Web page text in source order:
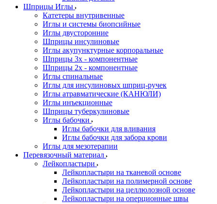
Шприцы Иглы
Катетеры внутривенные
Иглы и системы биопсийные
Иглы двусторонние
Шприцы инсулиновые
Иглы акупунктурные корпоральные
Шприцы 3х - компонентные
Шприцы 2х - компонентные
Иглы спинальные
Иглы для инсулиновых шприц-ручек
Иглы атравматические (КАНЮЛИ)
Иглы инъекционные
Шприцы туберкулиновые
Иглы бабочки
Иглы бабочки для вливания
Иглы бабочки для забора крови
Иглы для мезотерапии
Перевязочный материал
Лейкопластыри
Лейкопластыри на тканевой основе
Лейкопластыри на полимерной основе
Лейкопластыри на целлюлозной основе
Лейкопластыри на оперционные швы